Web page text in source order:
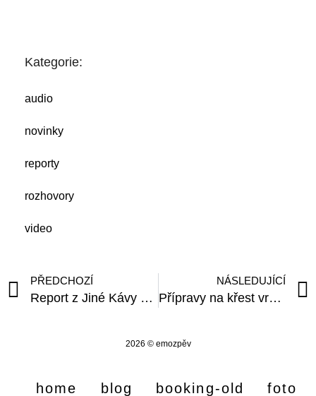
Kategorie:
audio
novinky
reporty
rozhovory
video
PŘEDCHOZÍ
Report z Jiné Kávy v Berouně
NÁSLEDUJÍCÍ
Přípravy na křest vrcholí
2026 © emozpěv
home blog booking-old foto